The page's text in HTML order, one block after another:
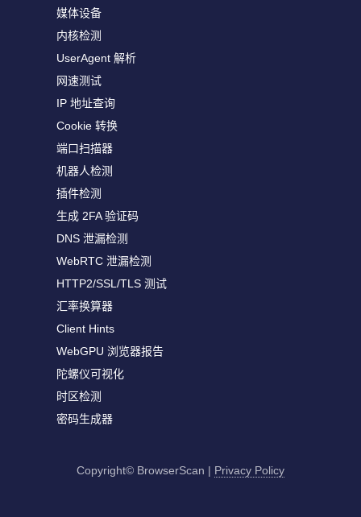
媒体设备
内核检测
UserAgent 解析
网速测试
IP 地址查询
Cookie 转换
端口扫描器
机器人检测
插件检测
生成 2FA 验证码
DNS 泄漏检测
WebRTC 泄漏检测
HTTP2/SSL/TLS 测试
汇率换算器
Client Hints
WebGPU 浏览器报告
陀螺仪可视化
时区检测
密码生成器
Copyright© BrowserScan | Privacy Policy